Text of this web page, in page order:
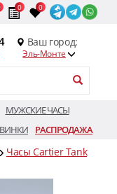
0 0
Ваш город:
Эль-Монте
МУЖСКИЕ ЧАСЫ
РАСПРОДАЖА
Часы Cartier Tank